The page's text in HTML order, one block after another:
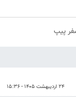
۲۴ اردیبهشت ۱۴۰۵ - ۱۵:۳۶